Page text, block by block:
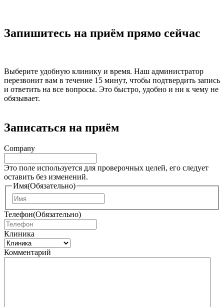
Запишитесь на приём прямо сейчас
Выберите удобную клинику и время. Наш администратор
перезвонит вам в течение 15 минут, чтобы подтвердить запись
и ответить на все вопросы. Это быстро, удобно и ни к чему не
обязывает.
Записаться на приём
Company
Это поле используется для проверочных целей, его следует
оставить без изменений.
Имя(Обязательно)
м
Телефон(Обязательно)
Клиника
Комментарий